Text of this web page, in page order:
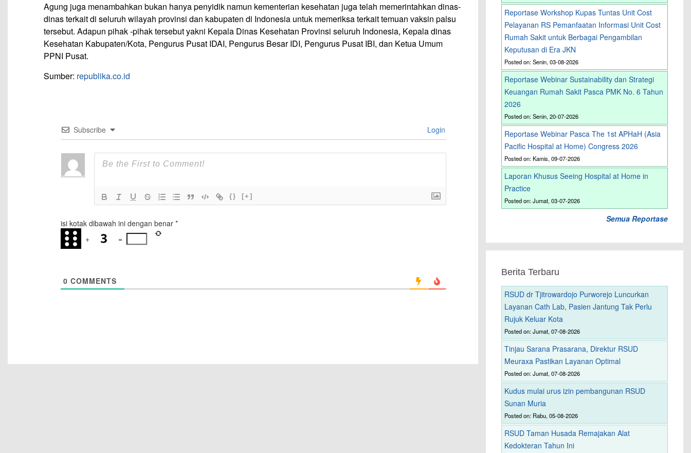
Agung juga menambahkan bukan hanya penyidik namun kementerian kesehatan juga telah memerintahkan dinas-
dinas terkait di seluruh wilayah provinsi dan kabupaten di Indonesia untuk memeriksa terkait temuan vaksin palsu
tersebut. Adapun pihak -pihak tersebut yakni Kepala Dinas Kesehatan Provinsi seluruh Indonesia, Kepala dinas
Kesehatan Kabupaten/Kota, Pengurus Pusat IDAI, Pengurus Besar IDI, Pengurus Pusat IBI, dan Ketua Umum
PPNI Pusat.
Sumber: republika.co.id
Subscribe Login
{} [+]
isi kotak dibawah ini dengan benar*
+
=
0 COMMENTS
Reportase Workshop Kupas Tuntas Unit Cost
Pelayanan RS Pemanfaatan Informasi Unit Cost
Rumah Sakit untuk Berbagai Pengambilan
Keputusan di Era JKN
Posted on: Senin, 03-08-2026
Reportase Webinar Sustainability dan Strategi
Keuangan Rumah Sakit Pasca PMK No. 6 Tahun
2026
Posted on: Senin, 20-07-2026
Reportase Webinar Pasca The 1st APHaH (Asia
Pacific Hospital at Home) Congress 2026
Posted on: Kamis, 09-07-2026
Laporan Khusus Seeing Hospital at Home in
Practice
Posted on: Jumat, 03-07-2026
Semua Reportase
Berita Terbaru
RSUD dr Tjitrowardojo Purworejo Luncurkan
Layanan Cath Lab, Pasien Jantung Tak Perlu
Rujuk Keluar Kota
Posted on: Jumat, 07-08-2026
Tinjau Sarana Prasarana, Direktur RSUD
Meuraxa Pastikan Layanan Optimal
Posted on: Jumat, 07-08-2026
Kudus mulai urus izin pembangunan RSUD
Sunan Muria
Posted on: Rabu, 05-08-2026
RSUD Taman Husada Remajakan Alat
Kedokteran Tahun Ini